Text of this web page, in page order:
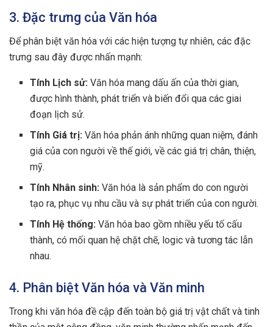
3. Đặc trưng của Văn hóa
Để phân biệt văn hóa với các hiện tượng tự nhiên, các đặc
trưng sau đây được nhấn mạnh:
Tính Lịch sử: Văn hóa mang dấu ấn của thời gian,
được hình thành, phát triển và biến đổi qua các giai
đoạn lịch sử.
Tính Giá trị: Văn hóa phản ánh những quan niệm, đánh
giá của con người về thế giới, về các giá trị chân, thiện,
mỹ.
Tính Nhân sinh: Văn hóa là sản phẩm do con người
tạo ra, phục vụ nhu cầu và sự phát triển của con người.
Tính Hệ thống: Văn hóa bao gồm nhiều yếu tố cấu
thành, có mối quan hệ chặt chẽ, logic và tương tác lẫn
nhau.
4. Phân biệt Văn hóa và Văn minh
Trong khi văn hóa đề cập đến toàn bộ giá trị vật chất và tinh